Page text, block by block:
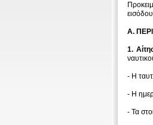
Α.
1.
- Η
- Η
- Τα